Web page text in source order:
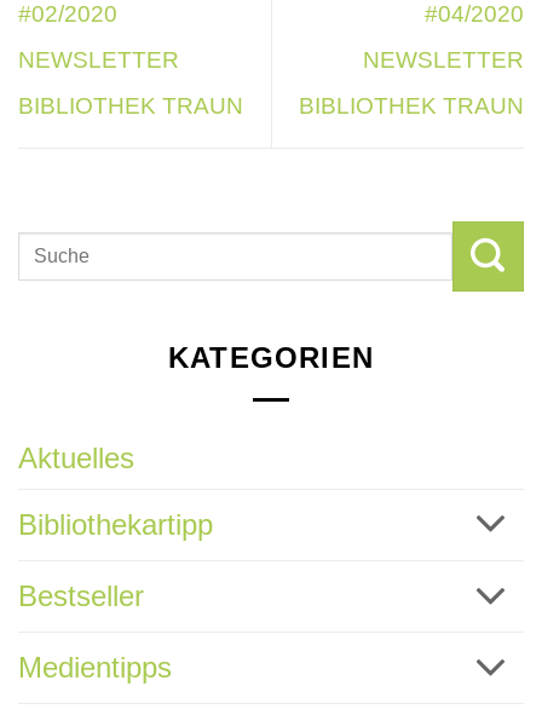
#02/2020
NEWSLETTER
BIBLIOTHEK TRAUN
#04/2020
NEWSLETTER
BIBLIOTHEK TRAUN
KATEGORIEN
Aktuelles
Bibliothekartipp
Bestseller
Medientipps